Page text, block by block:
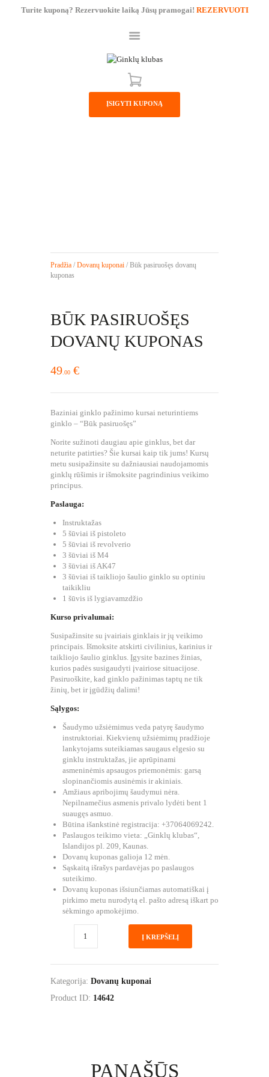
Turite kuponą? Rezervuokite laiką Jūsų pramogai! REZERVUOTI
ĮSIGYTI KUPONĄ
PARDUOTUVĖ
PASLAUGOS
Pradžia / Dovanų kuponai / Būk pasiruošęs dovanų
kuponas
BŪK PASIRUOŠĘS
DOVANŲ KUPONAS
49 00 €
Baziniai ginklo pažinimo kursai neturintiems
ginklo – “Būk pasiruošęs”
Norite sužinoti daugiau apie ginklus, bet dar
neturite patirties? Šie kursai kaip tik jums! Kursų
metu susipažinsite su dažniausiai naudojamomis
ginklų rūšimis ir išmoksite pagrindinius veikimo
principus.
Paslauga:
Instruktažas
5 šūviai iš pistoleto
5 šūviai iš revolverio
3 šūviai iš M4
3 šūviai iš AK47
3 šūviai iš taikliojo šaulio ginklo su optiniu
taikikliu
1 šūvis iš lygiavamzdžio
Kurso privalumai:
Susipažinsite su įvairiais ginklais ir jų veikimo
principais. Išmoksite atskirti civilinius, karinius ir
taikliojo šaulio ginklus. Įgysite bazines žinias,
kurios padės susigaudyti įvairiose situacijose.
Pasiruoškite, kad ginklo pažinimas taptų ne tik
žinių, bet ir įgūdžių dalimi!
Sąlygos:
Šaudymo užsiėmimus veda patyrę šaudymo
instruktoriai. Kiekvienų užsiėmimų pradžioje
lankytojams suteikiamas saugaus elgesio su
ginklu instruktažas, jie aprūpinami
asmeninėmis apsaugos priemonėmis: garsą
slopinančiomis ausinėmis ir akiniais.
Amžiaus apribojimų šaudymui nėra.
Nepilnamečius asmenis privalo lydėti bent 1
suaugęs asmuo.
Būtina išankstinė registracija: +37064069242.
Paslaugos teikimo vieta: „Ginklų klubas“,
Islandijos pl. 209, Kaunas.
Dovanų kuponas galioja 12 mėn.
Sąskaitą išrašys pardavėjas po paslaugos
suteikimo.
Dovanų kuponas išsiunčiamas automatiškai į
pirkimo metu nurodytą el. pašto adresą iškart po
sėkmingo apmokėjimo.
pasiruošęs
kuponas
Į KREPŠELĮ
Kategorija: Dovanų kuponai
Product ID: 14642
PANAŠŪS